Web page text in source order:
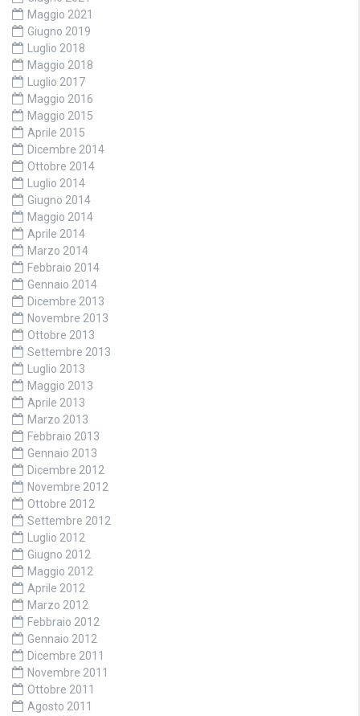
Maggio 2021
Giugno 2019
Luglio 2018
Maggio 2018
Luglio 2017
Maggio 2016
Maggio 2015
Aprile 2015
Dicembre 2014
Ottobre 2014
Luglio 2014
Giugno 2014
Maggio 2014
Aprile 2014
Marzo 2014
Febbraio 2014
Gennaio 2014
Dicembre 2013
Novembre 2013
Ottobre 2013
Settembre 2013
Luglio 2013
Maggio 2013
Aprile 2013
Marzo 2013
Febbraio 2013
Gennaio 2013
Dicembre 2012
Novembre 2012
Ottobre 2012
Settembre 2012
Luglio 2012
Giugno 2012
Maggio 2012
Aprile 2012
Marzo 2012
Febbraio 2012
Gennaio 2012
Dicembre 2011
Novembre 2011
Ottobre 2011
Agosto 2011